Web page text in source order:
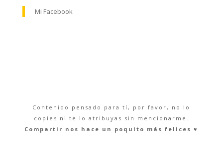
Mi Facebook
Contenido pensado para tí, por favor, no lo
copies ni te lo atribuyas sin mencionarme.
Compartir nos hace un poquito más felices ♥︎